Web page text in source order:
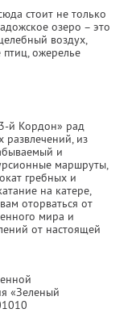
стоит не только
озеро – это
воздух,
ожерелье
й Кордон» рад
развлечений, из
и
маршруты,
гребных и
на катере,
оторваться от
мира и
от настоящей
«Зеленый